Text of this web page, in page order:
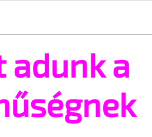
kétség! Ez a srác a
nagy dolgokat
😁
adunk a